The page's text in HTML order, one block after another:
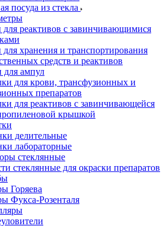
посуда из стекла
для реактивов с завинчивающимися
для хранения и транспортирования
средств и реактивов
для ампул
для крови, трансфузионных и
препаратов
для реактивов с завинчивающейся
крышкой
делительные
лабораторные
стеклянные
стеклянные для окраски препаратов
Горяева
Фукса-Розенталя